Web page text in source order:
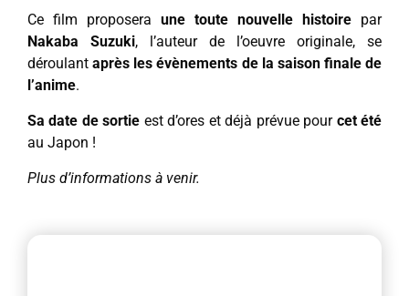
Ce film proposera une toute nouvelle histoire par
Nakaba Suzuki, l’auteur de l’oeuvre originale, se
déroulantaprès les évènements de la saison finale de
l’anime.
Sa date de sortie est d’ores et déjà prévue pour cet été
au Japon !
Plus d’informations à venir.